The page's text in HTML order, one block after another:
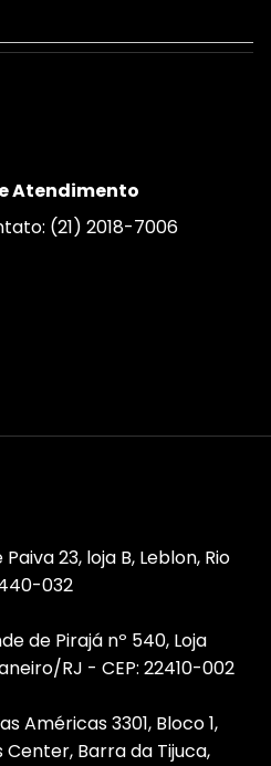
Atendimento
(21) 2018-7006
23, loja B, Leblon, Rio
032
de Pirajá nº 540, Loja
RJ - CEP: 22410-002
Américas 3301, Bloco 1,
Center, Barra da Tijuca,